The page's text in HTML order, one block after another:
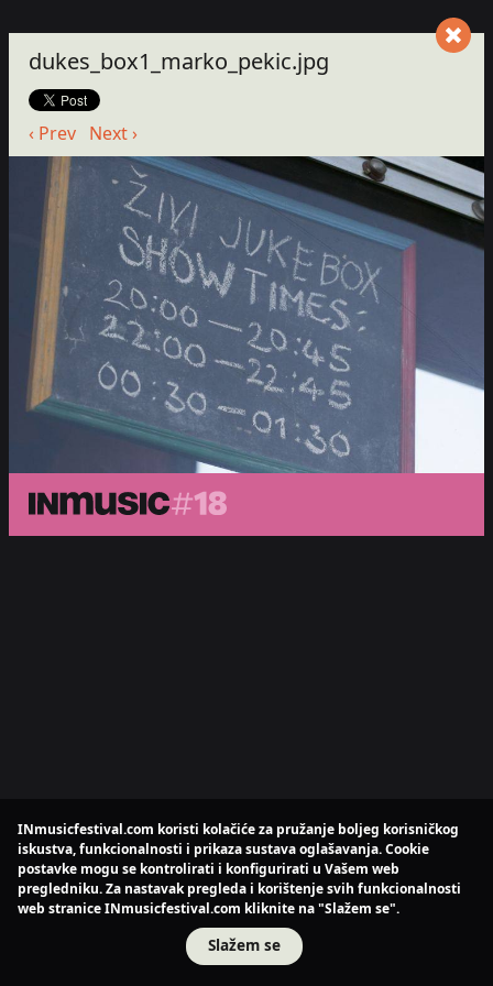
dukes_box1_marko_pekic.jpg
‹ Prev Next ›
INmusicfestival.com koristi kolačiće za pružanje boljeg korisničkog
iskustva, funkcionalnosti i prikaza sustava oglašavanja. Cookie
postavke mogu se kontrolirati i konfigurirati u Vašem web
pregledniku. Za nastavak pregleda i korištenje svih funkcionalnosti
web stranice INmusicfestival.com kliknite na "Slažem se".
Slažem se